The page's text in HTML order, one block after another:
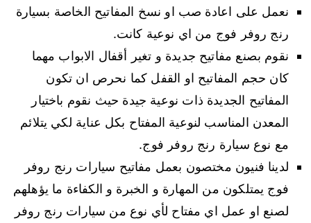
نعمل على اعادة صب او نسخ المفاتيح الخاصة بسيارة
رنج روفر فوج من اي نوعية كانت.
نقوم بصنع مفاتيح جديدة و تغير أقفال الابواب مهما
كان حجم المفاتيح او القفل كما نحرص ان تكون
المفاتيح الجديدة ذات نوعية جيدة حيث نقوم باختيار
المعدن المناسب لنوعية المفتاح بكل عناية لكي يتلائم
مع نوع سيارة رنج روفر فوج.
لدينا فنيون مختصون بعمل مفاتيح سيارات رنج روفر
فوج يمتلكون من المهارة و الخبرة و الكفاءة ما يؤهلهم
لصنع او عمل اي مفتاح لأي نوع من سيارات رنج روفر